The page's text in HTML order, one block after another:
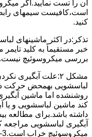
آن را ﺗﺴﺖ ﻧﻤﺎﯾﯿﺪ.اﮔﺮ
اﺳﺖ،ﮐﺎﻓﯿﺴﺖ سیمهای
کنید.
ﺗﺬﮐﺮ:در اﮐﺜﺮ ماشینهای
ﺧﺒﺮ مستقیماً ﺑﻪ ﮐﻠﯿﺪ
بررسی ﻣﯿﮑﺮوﺳﻮﺋﯿﭻ نیست.
مشکل ۲:علت آبگیری
لباسشویی بهمحض ﺣﺮﮐﺖ
روشنشده اﻣﺎ ﻣﺎﺷﯿﻦ
کند ماشین لباسشویی و یا
داشته باشد.برای مطالعه